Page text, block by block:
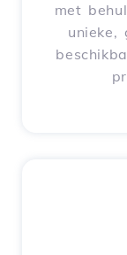
met
unieke,